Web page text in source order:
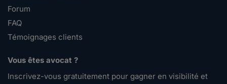
Forum
FAQ
Témoignages clients
Vous êtes avocat ?
Inscrivez-vous gratuitement pour gagner en visibilité et